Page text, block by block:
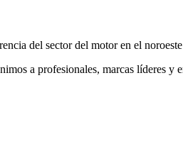
del sector del motor en el
a profesionales, marcas líderes